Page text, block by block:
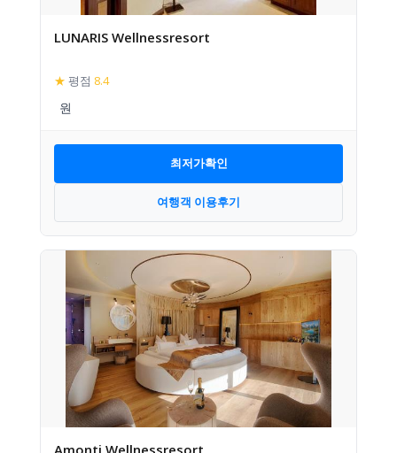
LUNARIS Wellnessresort
★ 평점 8.4
최저가확인
여행객 이용후기
Amonti Wellnessresort